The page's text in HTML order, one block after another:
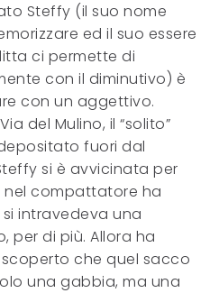
Steffy (il suo nome
ed il suo essere
ci permette di
con il diminutivo) è
con un aggettivo.
del Mulino, il “solito”
fuori dal
si è avvicinata per
compattatore ha
intravedeva una
per di più. Allora ha
che quel sacco
una gabbia, ma una